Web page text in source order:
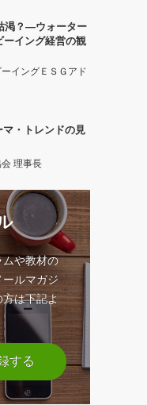
渇？―ウォーター
ーイング経営の観
イングＥＳＧアド
・トレンドの見
理事長
ムや教材の
ルマガジ
方は下記よ
する